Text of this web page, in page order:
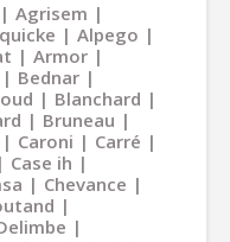
Agrisem
Alpego
Armor
Bednar
Blanchard
Bruneau
Caroni
Carré
Case ih
Chevance